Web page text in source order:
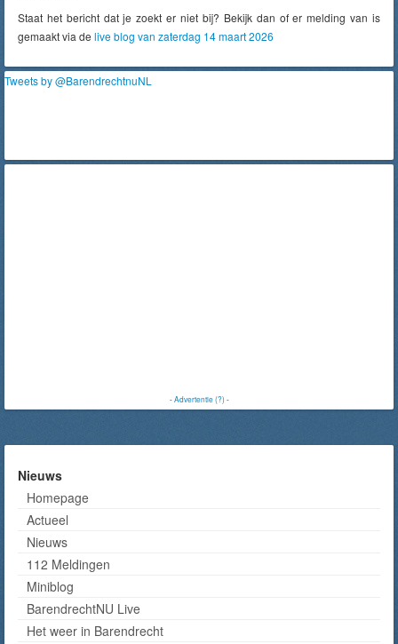
Staat het bericht dat je zoekt er niet bij? Bekijk dan of er melding van is
gemaakt via de live blog van zaterdag 14 maart 2026
Tweets by @BarendrechtnuNL
-Advertentie (?)-
Nieuws
Homepage
Actueel
Nieuws
112 Meldingen
Miniblog
BarendrechtNU Live
Het weer in Barendrecht